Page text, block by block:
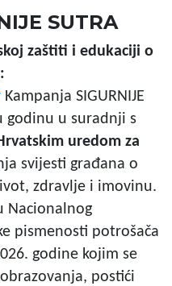
SUTRA
zaštiti i edukaciji o
Kampanja SIGURNIJE
godinu u suradnji s
uredom za
svijesti građana o
zdravlje i imovinu.
Nacionalnog
pismenosti potrošača
godine kojim se
postići